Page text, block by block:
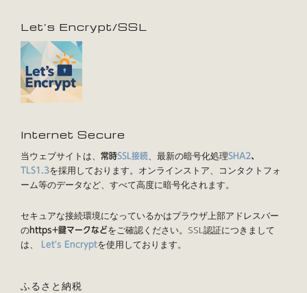
Let’s Encrypt/SSL
Internet Secure
当ウェブサイトは、 常時SSL接続、最新の暗号化処理SHA2、
TLS1.3を採用しております。オンラインストア、コンタクトフォ
ーム等のデータなど、すべて高度に暗号化されます。
セキュアな接続環境になっているかはブラウザ上部アドレスバー
のhttps+鍵マークなどをご確認ください。SSL認証につきまして
は、
Let's Encryptを使用しております。
ふるさと納税